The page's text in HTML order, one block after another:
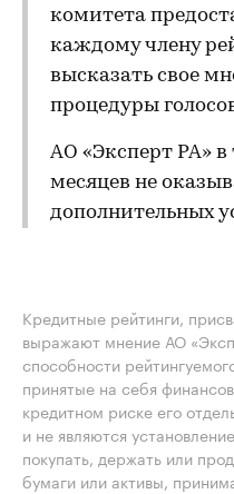
комитета
каждому члену
высказать свое
процедуры
АО «Эксперт РА» в
месяцев не
дополнительных
Кредитные рейтинги,
выражают мнение АО
способности
принятые на себя
кредитном риске его
и не являются
покупать, держать или
бумаги или активы,